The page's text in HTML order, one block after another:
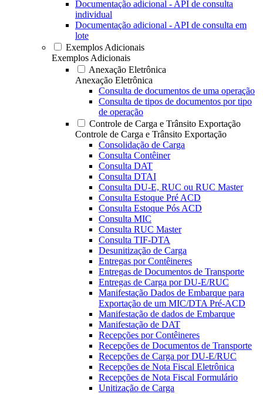
Documentação adicional - API de consulta
individual
Documentação adicional - API de consulta em
lote
Exemplos Adicionais
Exemplos Adicionais
Anexação Eletrônica
Anexação Eletrônica
Consulta de documentos de uma operação
Consulta de tipos de documentos por tipo
de operação
Controle de Carga e Trânsito Exportação
Controle de Carga e Trânsito Exportação
Consolidação de Carga
Consulta Contêiner
Consulta DAT
Consulta DTAI
Consulta DU-E, RUC ou RUC Master
Consulta Estoque Pré ACD
Consulta Estoque Pós ACD
Consulta MIC
Consulta RUC Master
Consulta TIF-DTA
Desunitização de Carga
Entregas por Contêineres
Entregas de Documentos de Transporte
Entregas de Carga por DU-E/RUC
Manifestação Dados de Embarque para
Exportação de um MIC/DTA Pré-ACD
Manifestação de dados de Embarque
Manifestação de DAT
Recepções por Contêineres
Recepções de Documentos de Transporte
Recepções de Carga por DU-E/RUC
Recepções de Nota Fiscal Eletrônica
Recepções de Nota Fiscal Formulário
Unitização de Carga